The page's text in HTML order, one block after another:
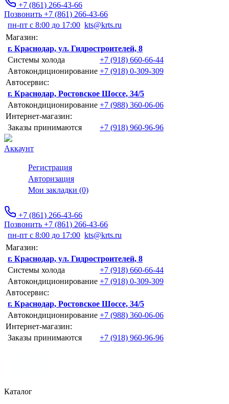
+7 (861) 266-43-66
Позвонить +7 (861) 266-43-66
пн-пт с 8:00 до 17:00 kts@krts.ru
Магазин:
г. Краснодар, ул. Гидростроителей, 8
Системы холода
+7 (918) 660-66-44
Автокондиционирование +7 (918) 0-309-309
Автосервис:
г. Краснодар, Ростовское Шоссе, 34/5
Автокондиционирование +7 (988) 360-06-06
Интернет-магазин:
Заказы принимаются
+7 (918) 960-96-96
Аккаунт
Регистрация
Авторизация
Мои закладки (0)
+7 (861) 266-43-66
Позвонить +7 (861) 266-43-66
пн-пт с 8:00 до 17:00 kts@krts.ru
Магазин:
г. Краснодар, ул. Гидростроителей, 8
Системы холода
+7 (918) 660-66-44
Автокондиционирование +7 (918) 0-309-309
Автосервис:
г. Краснодар, Ростовское Шоссе, 34/5
Автокондиционирование +7 (988) 360-06-06
Интернет-магазин:
Заказы принимаются
+7 (918) 960-96-96
Каталог